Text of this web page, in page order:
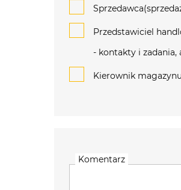
Przedstawiciel
- kontakty i zadania,
Kierownik
Komentarz